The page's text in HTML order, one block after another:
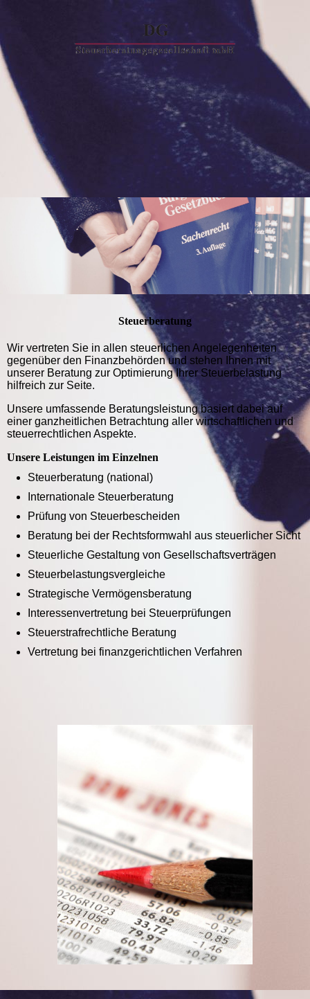
Steuerberatung
Wir vertreten Sie in allen steuerlichen Angelegenheiten
gegenüber den Finanzbehörden und stehen Ihnen mit
unserer Beratung zur Optimierung Ihrer Steuerbelastung
hilfreich zur Seite.
Unsere umfassende Beratungsleistung basiert dabei auf
einer ganzheitlichen Betrachtung aller wirtschaftlichen und
steuerrechtlichen Aspekte.
Unsere Leistungen im Einzelnen
Steuerberatung (national)
Internationale Steuerberatung
Prüfung von Steuerbescheiden
Beratung bei der Rechtsformwahl aus steuerlicher Sicht
Steuerliche Gestaltung von Gesellschaftsverträgen
Steuerbelastungsvergleiche
Strategische Vermögensberatung
Interessenvertretung bei Steuerprüfungen
Steuerstrafrechtliche Beratung
Vertretung bei finanzgerichtlichen Verfahren